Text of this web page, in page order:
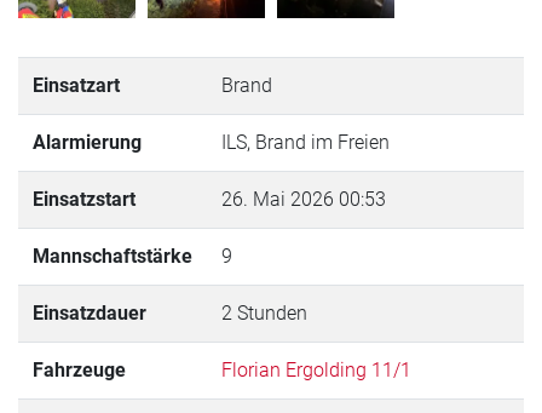
Einsatzart Brand
Alarmierung ILS, Brand im Freien
Einsatzstart 26. Mai 2026 00:53
Mannschaftstärke 9
Einsatzdauer 2 Stunden
Fahrzeuge Florian Ergolding 11/1